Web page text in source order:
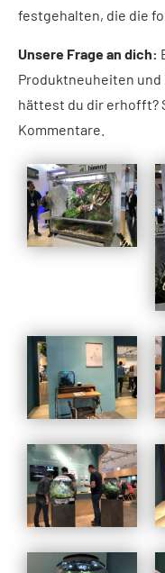
festgehalten, die die
Unsere Frage an dich:
Produktneuheiten und
hättest du dir erhofft?
Kommentare.